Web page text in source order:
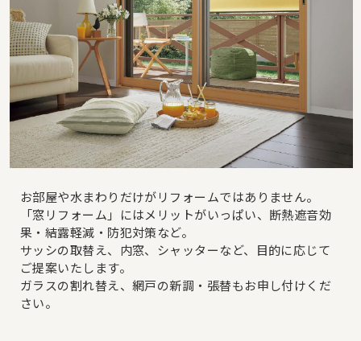
お部屋や水まわりだけがリフォームではありません。
「窓リフォーム」にはメリットがいっぱい、断熱遮音効
果・結露軽減・防犯対策など。
サッシの取替え、内窓、シャッターなど、目的に応じて
ご提案いたします。
ガラスの割れ替え、網戸の新調・張替もお申し付けくだ
さい。